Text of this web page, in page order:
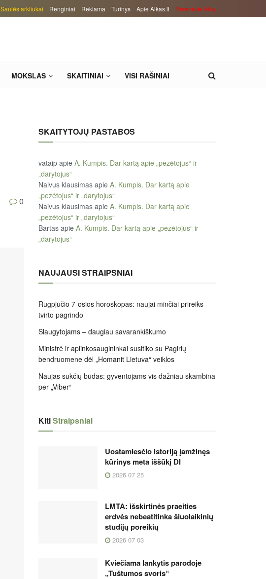
Saulės arkliukai Renginiai Reklama Turinys Apie Alkas.lt Paremkite Alką
MOKSLAS SKAITINIAI VISI RAŠINIAI
0
SKAITYTOJŲ PASTABOS
vataip apie A. Kumpis. Dar kartą apie „pezėtojus“ ir
„darytojus“
Naivus klausimas apie A. Kumpis. Dar kartą apie
„pezėtojus“ ir „darytojus“
Naivus klausimas apie A. Kumpis. Dar kartą apie
„pezėtojus“ ir „darytojus“
Bartas apie A. Kumpis. Dar kartą apie „pezėtojus“ ir
„darytojus“
NAUJAUSI STRAIPSNIAI
Rugpjūčio 7-osios horoskopas: naujai minčiai prireiks
tvirto pagrindo
Slaugytojams – daugiau savarankiškumo
Ministrė ir aplinkosaugininkai susitiko su Pagirių
bendruomene dėl „Homanit Lietuva“ veiklos
Naujas sukčių būdas: gyventojams vis dažniau skambina
per „Viber“
KitiStraipsniai
Uostamiesčio istoriją įamžinęs
kūrinys meta iššūkį DI
2026 07 25
LMTA: išskirtinės praeities
erdvės nebeatitinka šiuolaikinių
studijų poreikių
2026 07 03
Kviečiama lankytis parodoje
„Tuštumos svoris“